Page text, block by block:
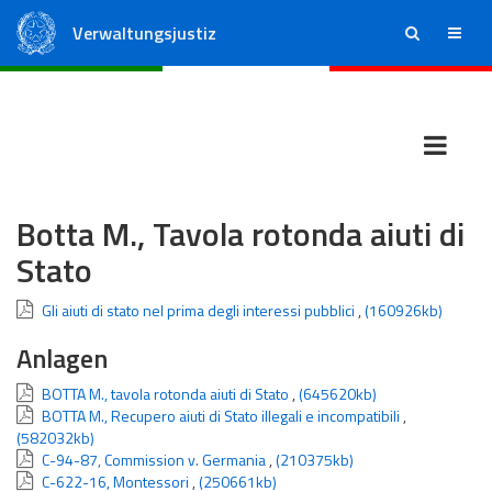
Verwaltungsjustiz ricerca menu
Botta M., Tavola rotonda aiuti di
Stato
Gli aiuti di stato nel prima degli interessi pubblici ,(160926kb)
Anlagen
BOTTA M., tavola rotonda aiuti di Stato ,(645620kb)
BOTTA M., Recupero aiuti di Stato illegali e incompatibili ,
(582032kb)
C-94-87, Commission v. Germania,(210375kb)
C-622-16, Montessori ,(250661kb)